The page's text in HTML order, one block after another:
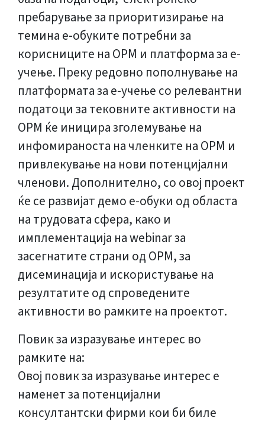
пребарување за приоритизирање на
темина е-обуките потребни за
корисниците на ОРМ и платформа за е-
учење. Преку редовно пополнување на
платформата за е-учење со релевантни
податоци за тековните активности на
ОРМ ќе иницира зголемување на
инфомираноста на членките на ОРМ и
привлекување на нови потенцијални
членови. Дополнително, со овој проект
ќе се развијат демо е-обуки од областа
на трудовата сфера, како и
имплементација на webinar за
засегнатите страни од ОРМ, за
дисеминација и искористување на
резултатите од спроведените
активности во рамките на проектот.
Повик за изразување интерес во
рамките на:
Овој повик за изразување интерес е
наменет за потенцијални
консултантски фирми кои би биле